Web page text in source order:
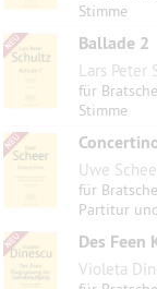
Stimme
Ballade 2
Lars Peter
für
Stimme
Uwe
für
Partitur
Des Feen
Violeta